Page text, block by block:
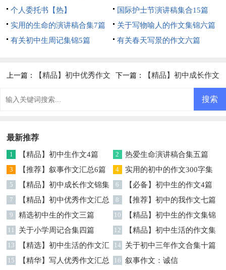
个人委托书【热】
国际护士节演讲稿集合15篇
实用的生命的演讲稿合集7篇
关于写物喻人的作文集锦六篇
有关初中生周记集锦5篇
有关春天写景的作文六篇
上一篇： 【精品】初中优秀作文 下一篇： 【精品】初中成长作文
最新推荐
1 【精品】初中生作文4篇 2 热爱生命演讲稿合集五篇
3 【推荐】叙事作文汇总6篇 4
实用的初中的作文300字集
锦五篇
5
【精品】初中成长作文锦集
七篇
6 【必备】初中生的作文4篇
7
【精品】初中优秀作文汇总
五篇
8 【推荐】初中的我作文七篇
9 精选初中生的作文三篇 10
【精品】初中生的作文集锦
6篇
11 关于小学周记合集四篇 12
【精品】初中生活的作文集
锦十篇
13
【精选】初中生活的作文汇
总十篇
14 关于初中三年作文合集十篇
15 【精华】写人优秀作文汇总 16 叙事作文：诚信